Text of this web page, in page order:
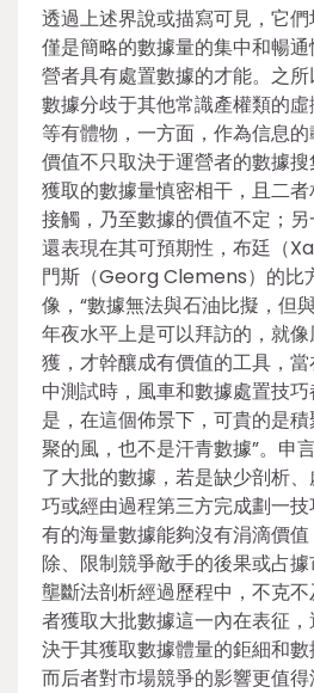
透過上述界說或描寫可見，它
僅是簡略的數據量的集中和暢
營者具有處置數據的才能。之
數據分歧于其他常識產權類的
等有體物，一方面，作為信息
價值不只取決于運營者的數據
獲取的數據量慎密相干，且二
接觸，乃至數據的價值不定；
還表現在其可預期性，布廷（
門斯（Georg Clemens）的比
像，“數據無法與石油比擬，但
年夜水平上是可以拜訪的，就
獲，才幹釀成有價值的工具，
中測試時，風車和數據處置技
是，在這個佈景下，可貴的是
聚的風，也不是汗青數據”。申
了大批的數據，若是缺少剖析
巧或經由過程第三方完成劃一
有的海量數據能夠沒有涓滴價
除、限制競爭敵手的後果或占
壟斷法剖析經過歷程中，不克
者獲取大批數據這一內在表征
決于其獲取數據體量的鉅細和數
而后者對市場競爭的影響更值得